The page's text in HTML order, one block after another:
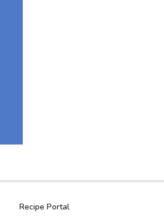
Recipe Portal